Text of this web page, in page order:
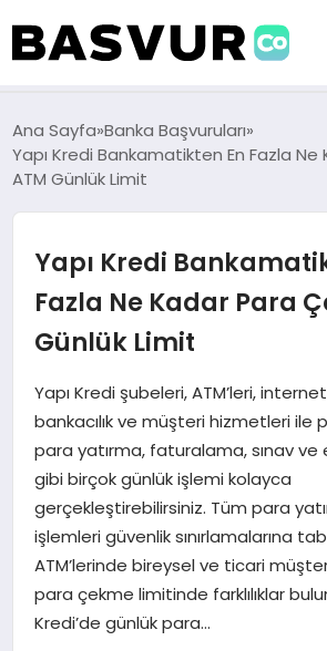
BAŞVURULAR
BAYILIKLER
HABERLER
KRIPTO HABER
Ana Sayfa Banka Başvuruları
Yapı Kredi Bankamatikten En Fazla Ne
ATM Günlük Limit
Yapı Kredi
Fazla Ne Kadar Para
Günlük Limit
Yapı Kredi şubeleri, ATM’leri,
bankacılık ve müşteri hizmetleri ile
para yatırma, faturalama, sınav
gibi birçok günlük işlemi kolayca
gerçekleştirebilirsiniz. Tüm para
işlemleri güvenlik sınırlamalarına
ATM’lerinde bireysel ve ticari
para çekme limitinde farklılıklar
Kredi’de günlük para…